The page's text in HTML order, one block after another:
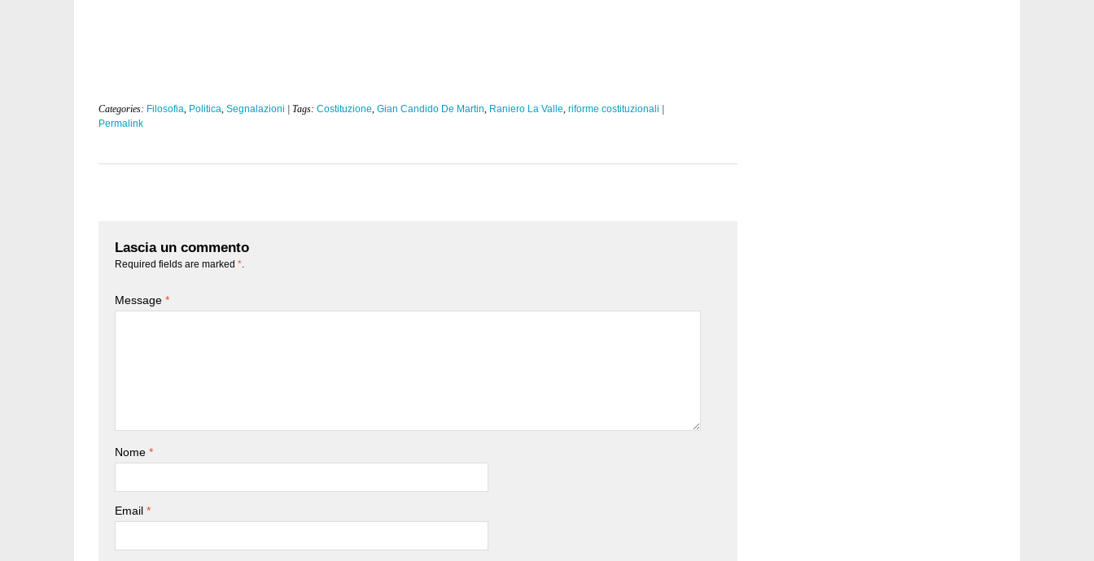
Categories: Filosofia, Politica, Segnalazioni | Tags: Costituzione, Gian Candido De Martin, Raniero La Valle, riforme costituzionali
Permalink
Lascia un commento
Required fields are marked *
Message *
Nome *
Email *